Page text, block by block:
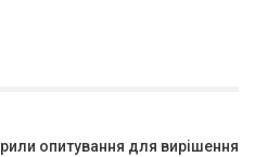
опитування для вирішення